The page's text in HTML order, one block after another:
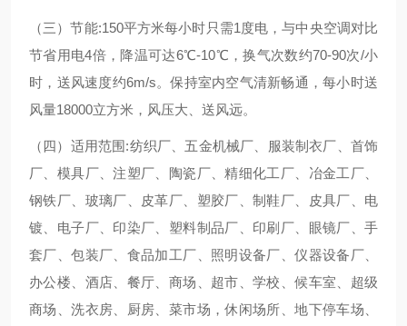
（三）节能:150平方米每小时只需1度电，与中央空调对比
节省用电4倍，降温可达6℃-10℃，换气次数约70-90次/小
时，送风速度约6m/s。保持室内空气清新畅通，每小时送
风量18000立方米，风压大、送风远。
（四）适用范围:纺织厂、五金机械厂、服装制衣厂、首饰
厂、模具厂、注塑厂、陶瓷厂、精细化工厂、冶金工厂、
钢铁厂、玻璃厂、皮革厂、塑胶厂、制鞋厂、皮具厂、电
镀、电子厂、印染厂、塑料制品厂、印刷厂、眼镜厂、手
套厂、包装厂、食品加工厂、照明设备厂、仪器设备厂、
办公楼、酒店、餐厅、商场、超市、学校、候车室、超级
商场、洗衣房、厨房、菜市场，休闲场所、地下停车场、